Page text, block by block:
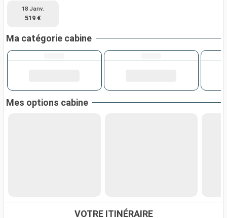
18 Janv.
519 €
Ma catégorie cabine
Mes options cabine
VOTRE ITINÉRAIRE